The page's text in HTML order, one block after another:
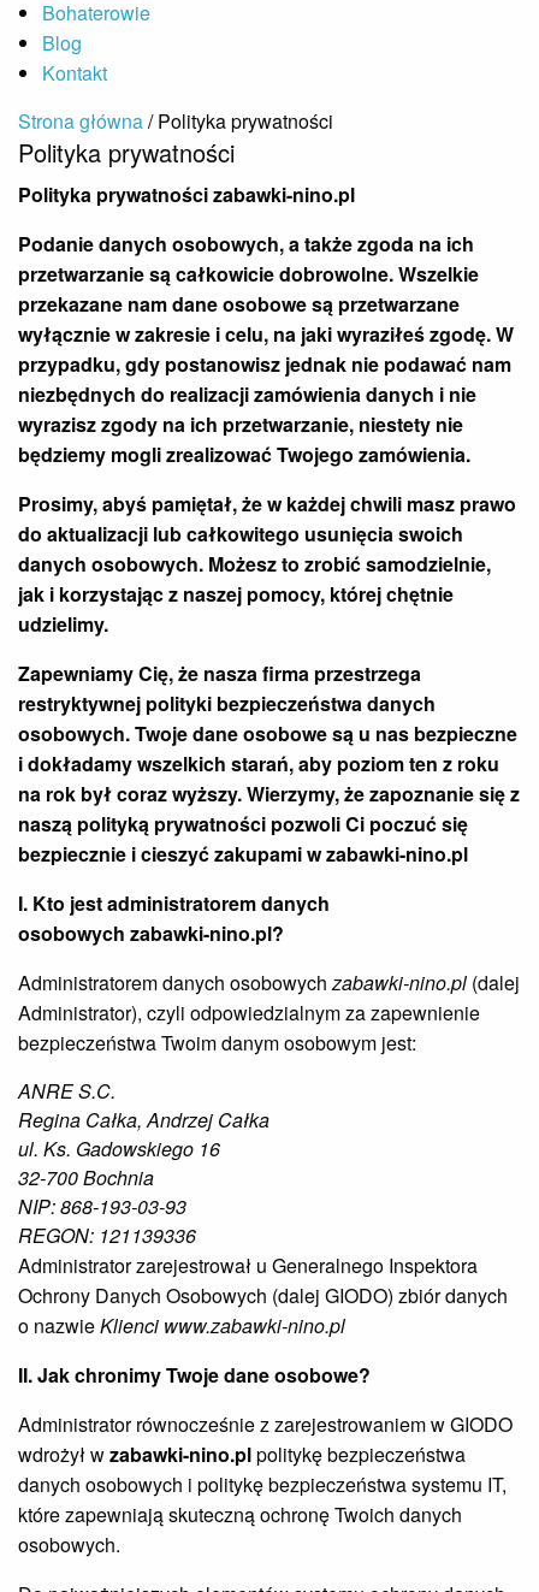
Bohaterowie
Blog
Kontakt
Strona główna/ Polityka prywatności
Polityka prywatności
Polityka prywatności zabawki-nino.pl
Podanie danych osobowych, a także zgoda na ich
przetwarzanie są całkowicie dobrowolne. Wszelkie
przekazane nam dane osobowe są przetwarzane
wyłącznie w zakresie i celu, na jaki wyraziłeś zgodę. W
przypadku, gdy postanowisz jednak nie podawać nam
niezbędnych do realizacji zamówienia danych i nie
wyrazisz zgody na ich przetwarzanie, niestety nie
będziemy mogli zrealizować Twojego zamówienia.
Prosimy, abyś pamiętał, że w każdej chwili masz prawo
do aktualizacji lub całkowitego usunięcia swoich
danych osobowych. Możesz to zrobić samodzielnie,
jak i korzystając z naszej pomocy, której chętnie
udzielimy.
Zapewniamy Cię, że nasza firma przestrzega
restryktywnej polityki bezpieczeństwa danych
osobowych. Twoje dane osobowe są u nas bezpieczne
i dokładamy wszelkich starań, aby poziom ten z roku
na rok był coraz wyższy. Wierzymy, że zapoznanie się z
naszą polityką prywatności pozwoli Ci poczuć się
bezpiecznie i cieszyć zakupami w zabawki-nino.pl
I. Kto jest administratorem danych
osobowych zabawki-nino.pl?
Administratorem danych osobowychzabawki-nino.pl (dalej
Administrator), czyli odpowiedzialnym za zapewnienie
bezpieczeństwa Twoim danym osobowym jest:
ANRE S.C.
Regina Całka, Andrzej Całka
ul. Ks. Gadowskiego 16
32-700 Bochnia
NIP: 868-193-03-93
REGON: 121139336
Administrator zarejestrował u Generalnego Inspektora
Ochrony Danych Osobowych (dalej GIODO) zbiór danych
o nazwieKlienci www.zabawki-nino.pl
II. Jak chronimy Twoje dane osobowe?
Administrator równocześnie z zarejestrowaniem w GIODO
wdrożył wzabawki-nino.plpolitykę bezpieczeństwa
danych osobowych i politykę bezpieczeństwa systemu IT,
które zapewniają skuteczną ochronę Twoich danych
osobowych.